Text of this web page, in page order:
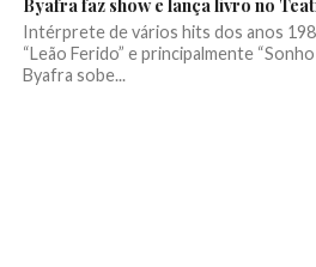
Byafra faz show e lança livro no
Intérprete de vários hits dos anos
“Leão Ferido” e principalmente
Byafra sobe...